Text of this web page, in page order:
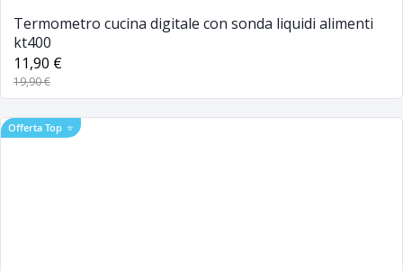
Termometro cucina digitale con sonda liquidi alimenti
kt400
11,90 €
19,90 €
Offerta Top ⭐